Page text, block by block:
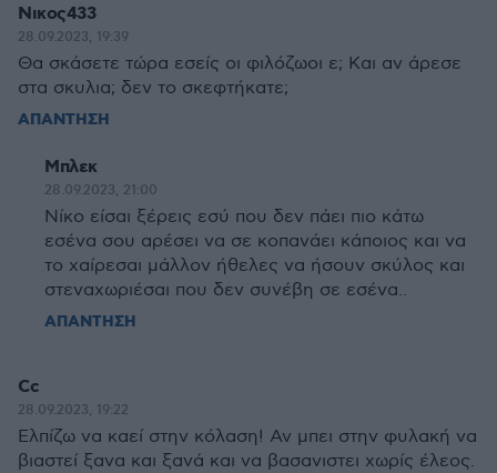
Νικος433
28.09.2023, 19:39
Θα σκάσετε τώρα εσείς οι φιλόζωοι ε; Και αν άρεσε
στα σκυλια; δεν το σκεφτήκατε;
ΑΠΑΝΤΗΣΗ
Μπλεκ
28.09.2023, 21:00
Νίκο είσαι ξέρεις εσύ που δεν πάει πιο κάτω
εσένα σου αρέσει να σε κοπανάει κάποιος και να
το χαίρεσαι μάλλον ήθελες να ήσουν σκύλος και
στεναχωριέσαι που δεν συνέβη σε εσένα..
ΑΠΑΝΤΗΣΗ
Cc
28.09.2023, 19:22
Ελπίζω να καεί στην κόλαση! Αν μπει στην φυλακή να
βιαστεί ξανα και ξανά και να βασανιστει χωρίς έλεος.